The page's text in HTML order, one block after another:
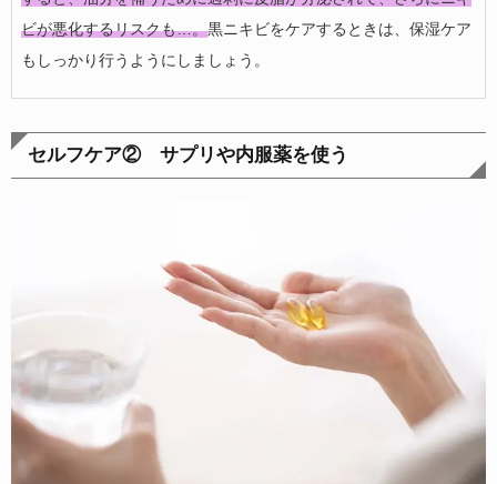
ビが悪化するリスクも…。黒ニキビをケアするときは、保湿ケア
もしっかり行うようにしましょう。
セルフケア② サプリや内服薬を使う